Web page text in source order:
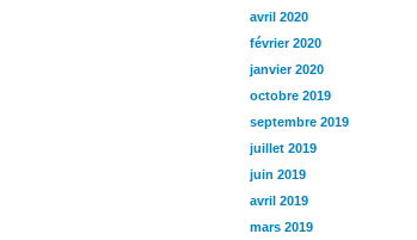
avril 2020
février 2020
janvier 2020
octobre 2019
septembre 2019
juillet 2019
juin 2019
avril 2019
mars 2019